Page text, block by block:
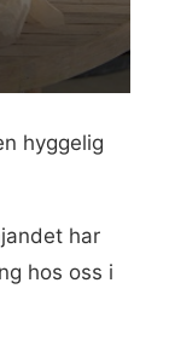
hyggelig
har
hos oss i